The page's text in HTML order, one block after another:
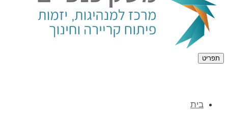
תפריט
בית